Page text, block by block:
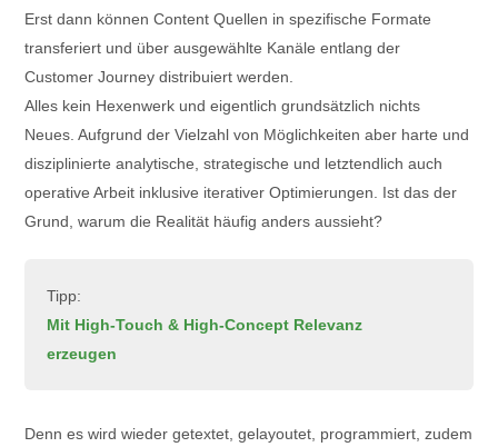
Erst dann können Content Quellen in spezifische Formate
transferiert und über ausgewählte Kanäle entlang der
Customer Journey distribuiert werden.
Alles kein Hexenwerk und eigentlich grundsätzlich nichts
Neues. Aufgrund der Vielzahl von Möglichkeiten aber harte und
disziplinierte analytische, strategische und letztendlich auch
operative Arbeit inklusive iterativer Optimierungen. Ist das der
Grund, warum die Realität häufig anders aussieht?
Tipp:
Mit High-Touch & High-Concept Relevanz
erzeugen
Denn es wird wieder getextet, gelayoutet, programmiert, zudem